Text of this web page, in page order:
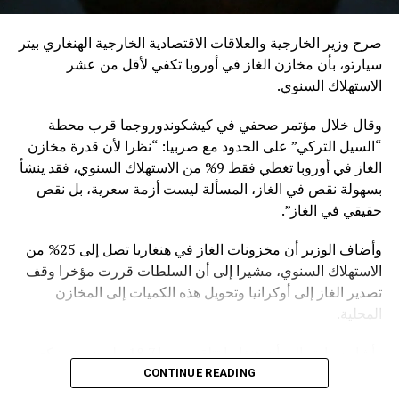
صرح وزير الخارجية والعلاقات الاقتصادية الخارجية الهنغاري بيتر
سيارتو، بأن مخازن الغاز في أوروبا تكفي لأقل من عشر
الاستهلاك السنوي.
وقال خلال مؤتمر صحفي في كيشكوندوروجما قرب محطة
“السيل التركي” على الحدود مع صربيا: “نظرا لأن قدرة مخازن
الغاز في أوروبا تغطي فقط 9% من الاستهلاك السنوي، فقد ينشأ
بسهولة نقص في الغاز، المسألة ليست أزمة سعرية، بل نقص
حقيقي في الغاز”.
وأضاف الوزير أن مخزونات الغاز في هنغاريا تصل إلى 25% من
الاستهلاك السنوي، مشيرا إلى أن السلطات قررت مؤخرا وقف
تصدير الغاز إلى أوكرانيا وتحويل هذه الكميات إلى المخازن
المحلية.
من الغاز الروسي القادم عبر “السيل التركي”.
CONTINUE READING